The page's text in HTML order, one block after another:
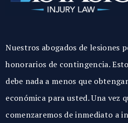
Nuestros abogados de lesiones
honorarios de contingencia.
debe nada a menos que
económica para usted. Una vez
comenzaremos de inmediato a